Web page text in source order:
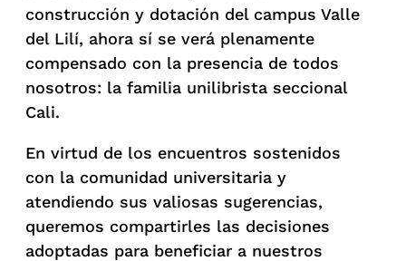
construcción y dotación del campus Valle
del Lilí, ahora sí se verá plenamente
compensado con la presencia de todos
nosotros: la familia unilibrista seccional
Cali.
En virtud de los encuentros sostenidos
con la comunidad universitaria y
atendiendo sus valiosas sugerencias,
queremos compartirles las decisiones
adoptadas para beneficiar a nuestros